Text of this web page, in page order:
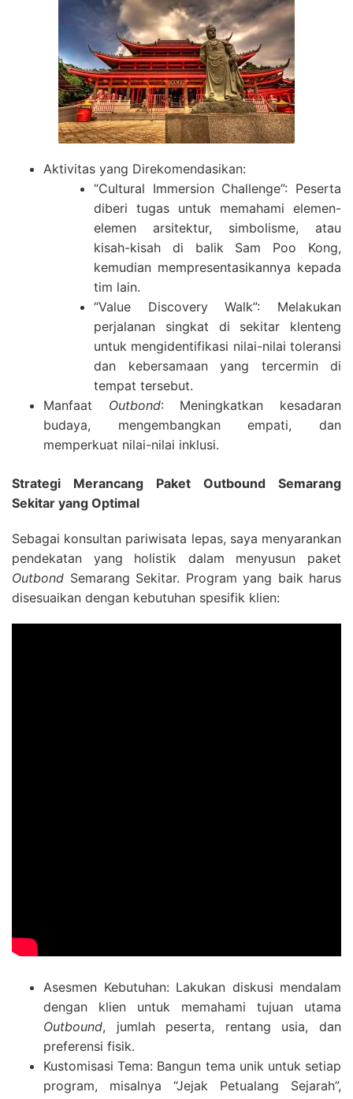
Aktivitas yang Direkomendasikan:
“Cultural Immersion Challenge”: Peserta
diberi tugas untuk memahami elemen-
elemen arsitektur, simbolisme, atau
kisah-kisah di balik Sam Poo Kong,
kemudian mempresentasikannya kepada
tim lain.
“Value Discovery Walk”: Melakukan
perjalanan singkat di sekitar klenteng
untuk mengidentifikasi nilai-nilai toleransi
dan kebersamaan yang tercermin di
tempat tersebut.
Manfaat Outbond: Meningkatkan kesadaran
budaya, mengembangkan empati, dan
memperkuat nilai-nilai inklusi.
Strategi Merancang Paket Outbound Semarang
Sekitar yang Optimal
Sebagai konsultan pariwisata lepas, saya menyarankan
pendekatan yang holistik dalam menyusun paket
Outbond Semarang Sekitar. Program yang baik harus
disesuaikan dengan kebutuhan spesifik klien:
Asesmen Kebutuhan: Lakukan diskusi mendalam
dengan klien untuk memahami tujuan utama
Outbound, jumlah peserta, rentang usia, dan
preferensi fisik.
Kustomisasi Tema: Bangun tema unik untuk setiap
program, misalnya “Jejak Petualang Sejarah”,